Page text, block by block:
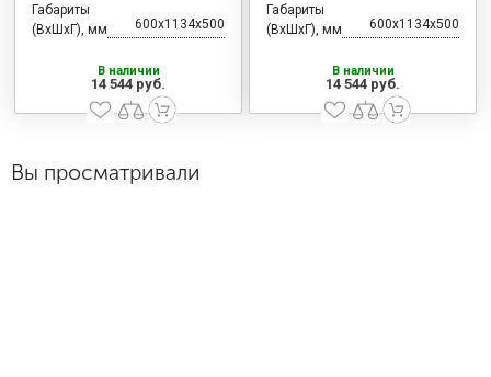
Габариты
(ВхШхГ), мм
600x1134x500
В наличии
14 544 руб.
Габариты
(ВхШхГ), мм
600x1134x500
В наличии
14 544 руб.
Вы просматривали